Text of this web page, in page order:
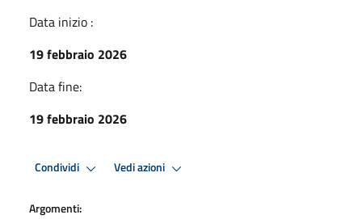
Data inizio :
19 febbraio 2026
Data fine:
19 febbraio 2026
Condividi Vedi azioni
Argomenti: